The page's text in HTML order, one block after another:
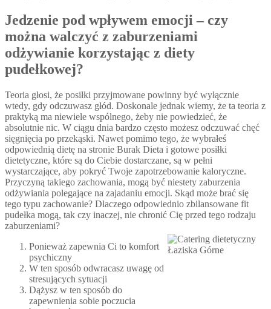
Jedzenie pod wpływem emocji – czy
można walczyć z zaburzeniami
odżywianie korzystając z diety
pudełkowej?
Teoria głosi, że posiłki przyjmowane powinny być wyłącznie
wtedy, gdy odczuwasz głód. Doskonale jednak wiemy, że ta teoria z
praktyką ma niewiele wspólnego, żeby nie powiedzieć, że
absolutnie nic. W ciągu dnia bardzo często możesz odczuwać chęć
sięgnięcia po przekąski. Nawet pomimo tego, że wybrałeś
odpowiednią dietę na stronie Burak Dieta i gotowe posiłki
dietetyczne, które są do Ciebie dostarczane, są w pełni
wystarczające, aby pokryć Twoje zapotrzebowanie kaloryczne.
Przyczyną takiego zachowania, mogą być niestety zaburzenia
odżywiania polegające na zajadaniu emocji. Skąd może brać się
tego typu zachowanie? Dlaczego odpowiednio zbilansowane fit
pudełka mogą, tak czy inaczej, nie chronić Cię przed tego rodzaju
zaburzeniami?
Ponieważ zapewnia Ci to komfort
psychiczny
W ten sposób odwracasz uwagę od
stresujących sytuacji
Dążysz w ten sposób do
zapewnienia sobie poczucia